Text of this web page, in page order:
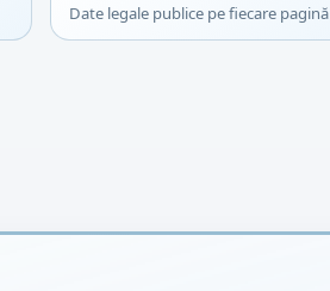
Date legale publice pe fiecare pagină